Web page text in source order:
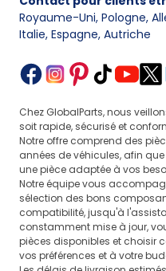
Royaume-Uni, Pologne,
Italie, Espagne, Autriche
Chez GlobalParts, nous
soit rapide, sécurisé et
Notre offre comprend des
années de véhicules, afin
une pièce adaptée à vos
Notre équipe vous
sélection des bons
compatibilité, jusqu'à
constamment mise à jour,
pièces disponibles et choisir
vos préférences et à votre